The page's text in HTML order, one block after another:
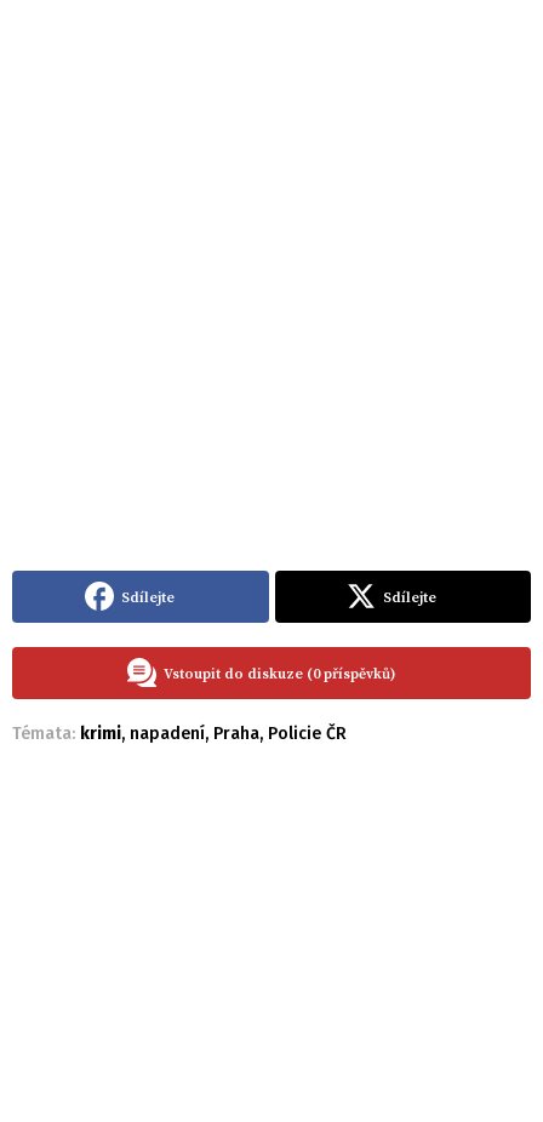
Sdílejte Sdílejte
Vstoupit do diskuze (0 příspěvků)
Témata: krimi, napadení, Praha, Policie ČR